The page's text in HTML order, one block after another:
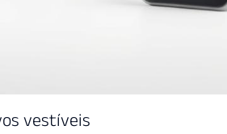
vestíveis